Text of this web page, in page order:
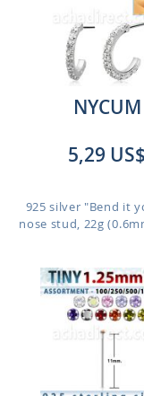
NYCUM
5,29 US$
925 silver "Bend it
nose stud, 22g